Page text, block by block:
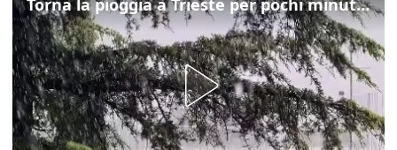
Torna la pioggia a Trieste per pochi minuti: ma il caldo non molla